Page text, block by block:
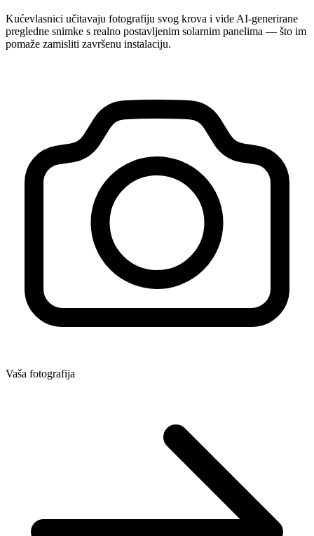
Kućevlasnici učitavaju fotografiju svog krova i vide AI-generirane
pregledne snimke s realno postavljenim solarnim panelima — što im
pomaže zamisliti završenu instalaciju.
Vaša fotografija